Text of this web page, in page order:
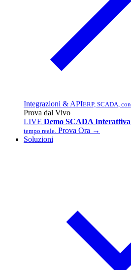
Integrazioni & APIERP, SCADA,
Prova dal Vivo
LIVE Demo SCADA Interattiva
tempo reale. Prova Ora →
Soluzioni